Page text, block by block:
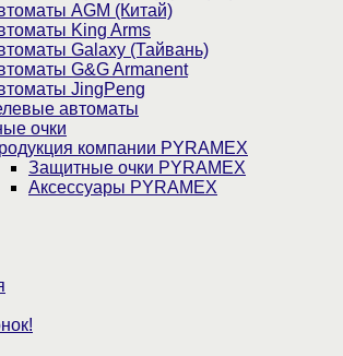
AGM (Китай)
King Arms
Galaxy (Тайвань)
G&G Armanent
JingPeng
автоматы
очки
компании PYRAMEX
Защитные очки PYRAMEX
Аксессуары PYRAMEX